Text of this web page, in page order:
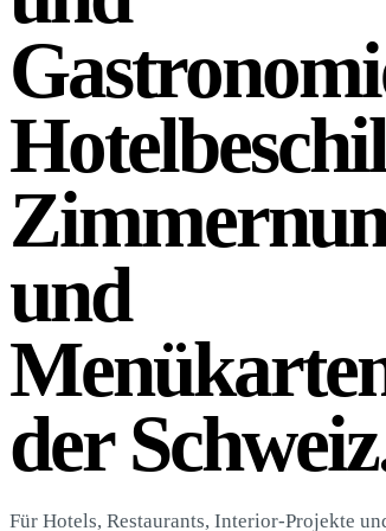
und
der
Für Hotels, Restaurants, Interior-Projekte